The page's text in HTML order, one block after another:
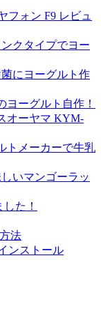
フォン F9 レビュ
クタイプでヨー
にヨーグルト作
ヨーグルト自作！
オーヤマ KYM-
トメーカーで牛乳
いマンゴーラッ
た！
法
ンストール